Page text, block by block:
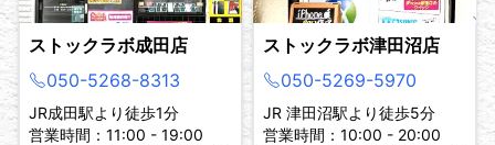
ストックラボ成田店
050-5268-8313
JR成田駅より徒歩1分
営業時間：11:00 - 19:00
ストックラボ津田沼店
050-5269-5970
JR 津田沼駅より徒歩5分
営業時間：10:00 - 20:00